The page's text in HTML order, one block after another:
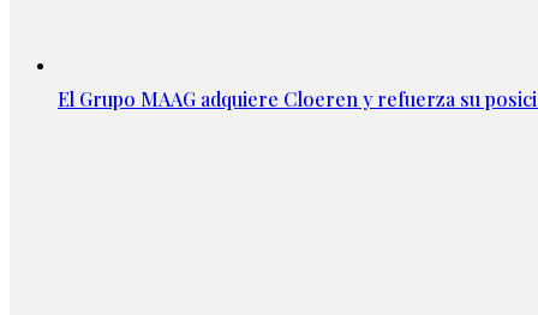
El Grupo MAAG adquiere Cloeren y refuerza su